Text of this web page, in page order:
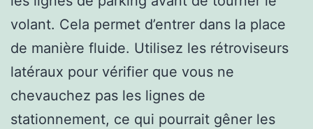
volant. Cela permet d’entrer dans la place
de manière fluide. Utilisez les rétroviseurs
latéraux pour vérifier que vous ne
chevauchez pas les lignes de
stationnement, ce qui pourrait gêner les